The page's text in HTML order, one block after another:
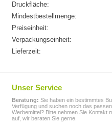
Druckfläche:
Mindestbestellmenge:
Preiseinheit:
Verpackungseinheit:
Lieferzeit:
Unser Service
Beratung: Sie haben ein bestimmtes
Verfügung und suchen noch das
Werbemittel? Bitte nehmen Sie Kontakt
auf, wir beraten Sie gerne.